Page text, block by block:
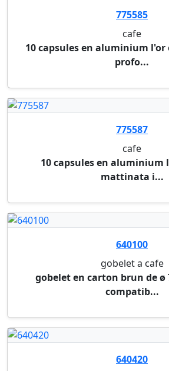
compatib...
775421
lait pour cafe et
0,5 l lait uht 1,5% - paquet de 6
775428
lait pour cafe et the
pi...
640436
gobelet a cafe
couvercle blanc en bagasse
694055